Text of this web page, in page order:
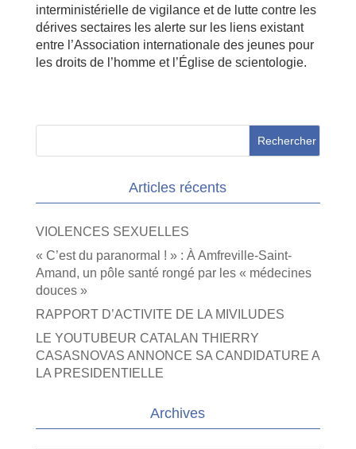
interministérielle de vigilance et de lutte contre les
dérives sectaires les alerte sur les liens existant
entre l’Association internationale des jeunes pour
les droits de l’homme et l’Église de scientologie.
Articles récents
VIOLENCES SEXUELLES
« C’est du paranormal ! » : À Amfreville-Saint-
Amand, un pôle santé rongé par les « médecines
douces »
RAPPORT D’ACTIVITE DE LA MIVILUDES
LE YOUTUBEUR CATALAN THIERRY
CASASNOVAS ANNONCE SA CANDIDATURE A
LA PRESIDENTIELLE
Archives